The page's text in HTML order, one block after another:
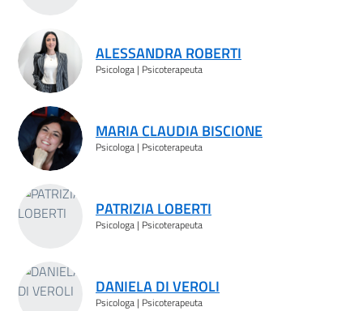
ALESSANDRA ROBERTI
Psicologa | Psicoterapeuta
MARIA CLAUDIA BISCIONE
Psicologa | Psicoterapeuta
PATRIZIA LOBERTI
Psicologa | Psicoterapeuta
DANIELA DI VEROLI
Psicologa | Psicoterapeuta